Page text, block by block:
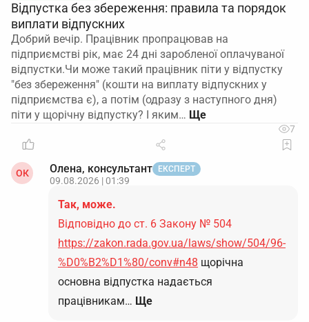
Відпустка без збереження: правила та порядок
виплати відпускних
Добрий вечір. Працівник пропрацював на
підприємстві рік, має 24 дні заробленої оплачуваної
відпустки.Чи може такий працівник піти у відпустку
"без збереження" (кошти на виплату відпускних у
підприємства є), а потім (одразу з наступного дня)
піти у щорічну відпустку? І яким…
7
ОК Олена, консультант ЕКСПЕРТ
09.08.2026 | 01:39
Так, може.
Відповідно до ст. 6 Закону № 504
https://zakon.rada.gov.ua/laws/show/504/96-
%D0%B2%D1%80/conv#n48 щорічна
основна відпустка надається
працівникам… Ще